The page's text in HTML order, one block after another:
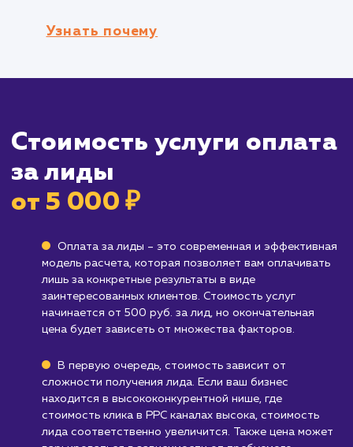
Предприятиям, нуждающимся в
Кому не подходит данный
Брендам, которые предпочитают
маркетинга основана на широком охвате и
ищете конкретные лиды, услуга "Оплата за
лиды" может быть не так эффективна.
Компаниям с ограниченным бюджетом
более экономичной на долгосрочной
перспективе, она может потребовать
значительных первоначальных вложений.